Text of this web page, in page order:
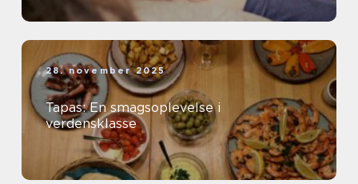
28. november 2025
Tapas: En smagsoplevelse i
verdensklasse